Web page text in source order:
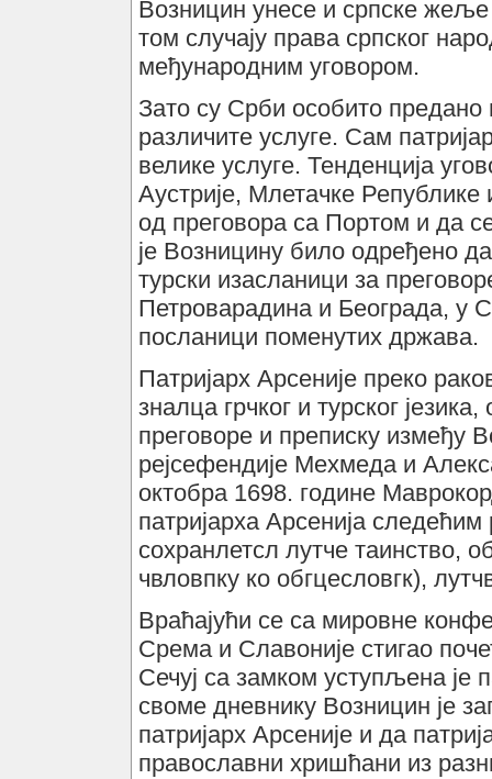
Возницин унесе и српске
том случају права српског
међународним уговором.
Зато су Срби особито
различите услуге. Сам
велике услуге. Тенденција
Аустрије, Млетачке Републике
од преговора са Портом и да
је Возницину било одређено
турски изасланици за
Петроварадина и Београда, у
посланици поменутих држава.
Патријарх Арсеније преко
зналца грчког и турског
преговоре и преписку између
рејсефендије Мехмеда и
октобра 1698. године
патријарха Арсенија
сохранлетсл лутче таинство,
чвловпку ко обгцесловгк),
Враћајући се са мировне
Срема и Славоније стигао
Сечуј са замком уступљена је
своме дневнику Возницин је
патријарх Арсеније и да
православни хришћани из